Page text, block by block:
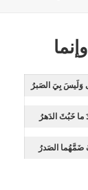
وَلَيسَ بِيَ الصَبرُ
ما خَبُثَ الدَهرُ
ضَمَّهُما الصَدرُ